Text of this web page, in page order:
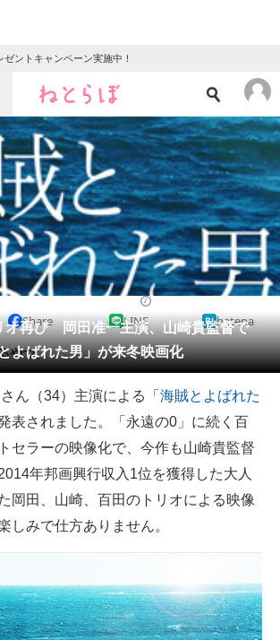
ントキャンペーン実施中！
ニュース
クイズ
地域
教育・育児
リサーチ
総合ページ
通す
新トレンド
バイスの未来
べて選べる
のヒント
かる
オ再び 岡田准一主演、山崎貴監督で
よばれた男」が来冬映画化
Share LINE hatena
やつ。
ん（34）主演による「 海賊とよばれた
表されました。「永遠の0」に続く百
セラーの映像化で、今作も山崎貴監督
年邦画興行収入1位を獲得した大人
岡田、山崎、百田のトリオによる映像
しみで仕方ありません。